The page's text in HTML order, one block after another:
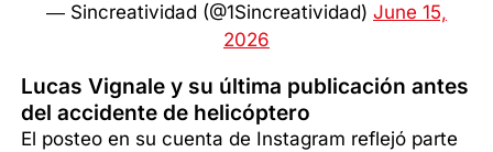
— Sincreatividad (@1Sincreatividad) June 15,
2026
Lucas Vignale y su última publicación antes
del accidente de helicóptero
El posteo en su cuenta de Instagram reflejó parte